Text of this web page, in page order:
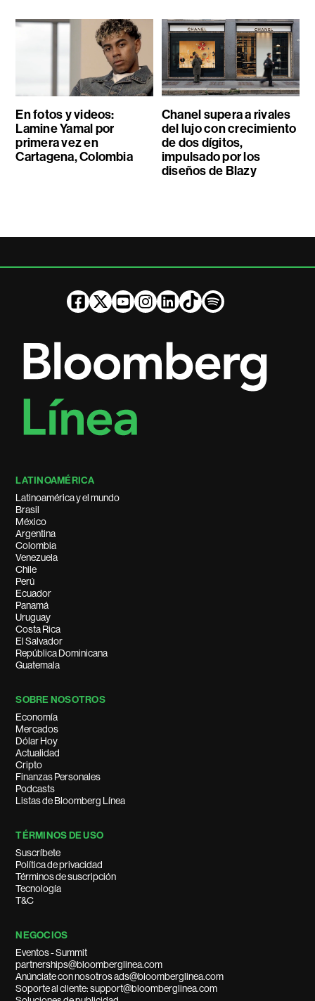
En fotos y videos:
Lamine Yamal por
primera vez en
Cartagena, Colombia
Chanel supera a rivales
del lujo con crecimiento
de dos dígitos,
impulsado por los
diseños de Blazy
LATINOAMÉRICA
Latinoamérica y el mundo
Brasil
México
Argentina
Colombia
Venezuela
Chile
Perú
Ecuador
Panamá
Uruguay
Costa Rica
El Salvador
República Dominicana
Guatemala
SOBRE NOSOTROS
Economía
Mercados
Dólar Hoy
Actualidad
Cripto
Finanzas Personales
Podcasts
Listas de Bloomberg Línea
TÉRMINOS DE USO
Suscríbete
Política de privacidad
Términos de suscripción
Tecnología
T&C
NEGOCIOS
Eventos - Summit
partnerships@bloomberglinea.com
Anúnciate con nosotros ads@bloomberglinea.com
Soporte al cliente: support@bloomberglinea.com